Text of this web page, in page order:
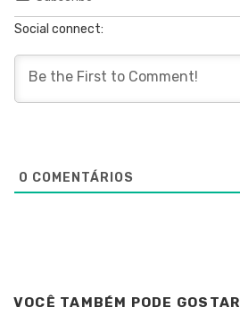
Social connect:
0 COMENTÁRIOS
VOCÊ TAMBÉM PODE GOSTAR